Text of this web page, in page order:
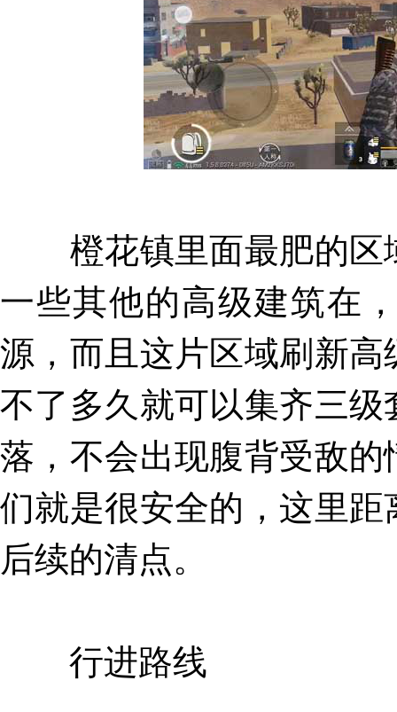
橙花镇里面最肥的区
一些其他的高级建筑在
源，而且这片区域刷新
不了多久就可以集齐三
落，不会出现腹背受敌
们就是很安全的，这里
后续的清点。
行进路线